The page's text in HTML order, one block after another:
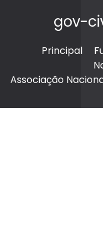
gov-
Principal
Associação